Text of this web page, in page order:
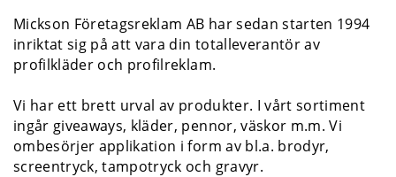
Mickson Företagsreklam AB har sedan starten 1994
inriktat sig på att vara din totalleverantör av
profilkläder och profilreklam.
Vi har ett brett urval av produkter. I vårt sortiment
ingår giveaways, kläder, pennor, väskor m.m. Vi
ombesörjer applikation i form av bl.a. brodyr,
screentryck, tampotryck och gravyr.